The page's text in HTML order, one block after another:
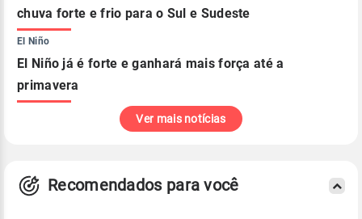
chuva forte e frio para o Sul e Sudeste
El Niño
El Niño já é forte e ganhará mais força até a
primavera
Ver mais notícias
Recomendados para você